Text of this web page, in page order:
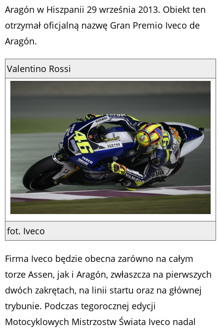
Aragón w Hiszpanii 29 września 2013. Obiekt ten
otrzymał oficjalną nazwę Gran Premio Iveco de
Aragón.
Valentino Rossi
fot. Iveco
Firma Iveco będzie obecna zarówno na całym
torze Assen, jak i Aragón, zwłaszcza na pierwszych
dwóch zakrętach, na linii startu oraz na głównej
trybunie. Podczas tegorocznej edycji
Motocyklowych Mistrzostw Świata Iveco nadal